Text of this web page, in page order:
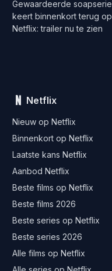
Gewaardeerde soapserie
keert binnenkort terug op
Netflix: trailer nu te zien
Netflix
Nieuw op Netflix
Binnenkort op Netflix
Laatste kans Netflix
Aanbod Netflix
Beste films op Netflix
Beste films 2026
Beste series op Netflix
Beste series 2026
Alle films op Netflix